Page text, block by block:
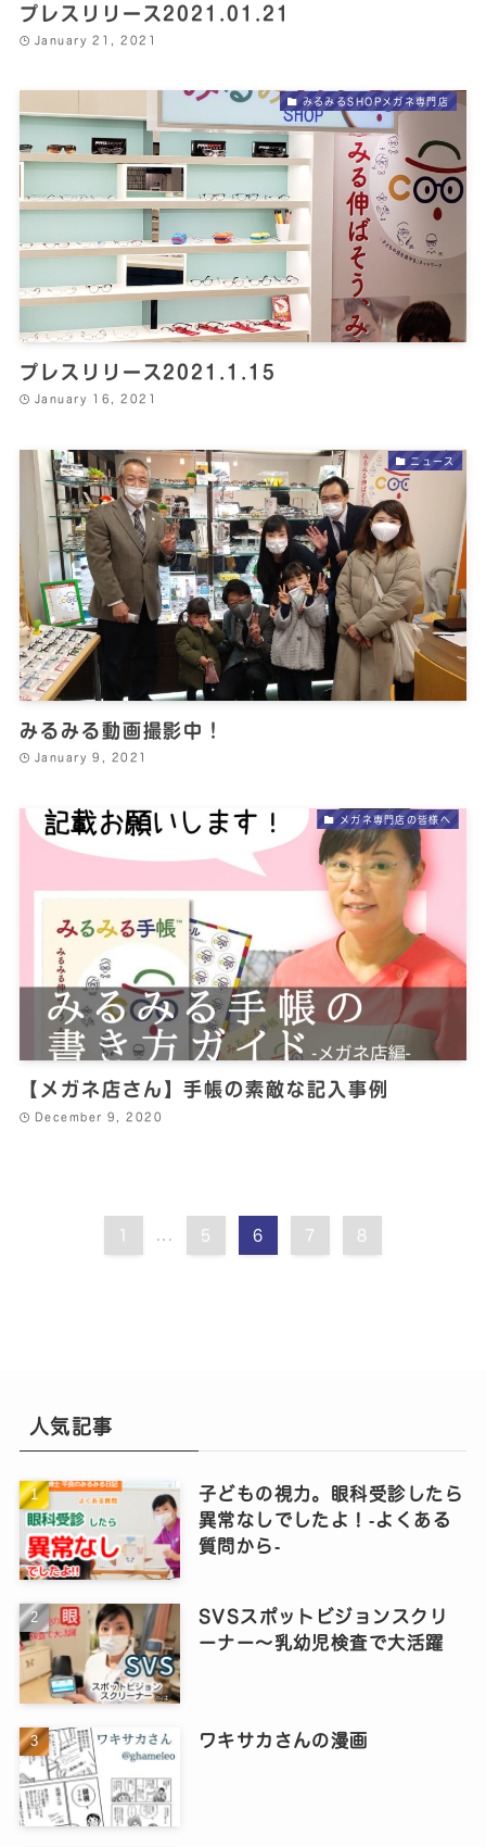
プレスリリース2021.01.21
January 21, 2021
みるみるSHOPメガネ専門店
プレスリリース2021.1.15
January 16, 2021
ニュース
みるみる動画撮影中！
January 9, 2021
メガネ専門店の皆様へ
【メガネ店さん】手帳の素敵な記入事例
December 9, 2020
1 5 6 7 8
人気記事
子どもの視力。眼科受診したら
異常なしでしたよ！‐よくある
質問から‐
SVSスポットビジョンスクリ
ーナー～乳幼児検査で大活躍
ワキサカさんの漫画